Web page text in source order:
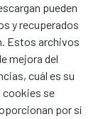
pueden
y recuperados
Estos archivos
mejora del
cuál es su
cookies se
por sí